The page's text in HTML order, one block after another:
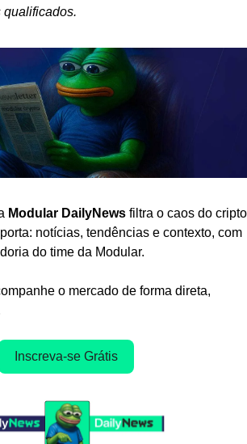
qualificados.
Modular DailyNews filtra o caos do cripto
notícias, tendências e contexto, com
do time da Modular.
o mercado de forma direta,
Inscreva-se Grátis